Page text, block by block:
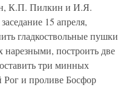
К.П. Пилкин и И.Я.
15 апреля,
гладкоствольные пушки
нарезными, построить две
три минных
Рог и проливе Босфор